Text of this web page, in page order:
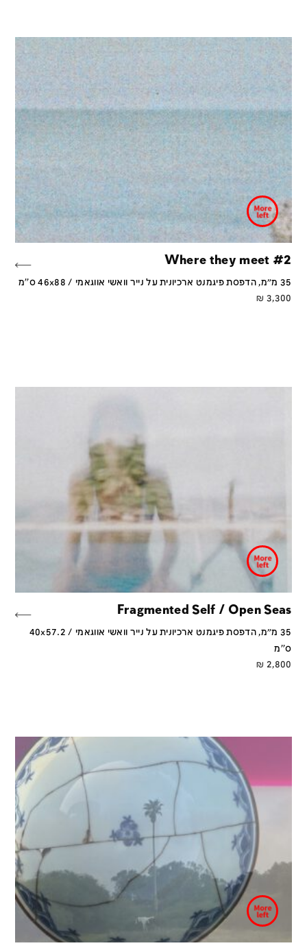
Where they meet #2
35 מ״מ, הדפסת פיגמנט ארכיונית על נייר וואשי אווגאמי / 46x88 ס''מ
3,300
₪
Fragmented Self / Open Seas
35 מ״מ, הדפסת פיגמנט ארכיונית על נייר וואשי אווגאמי / 40x57.2
ס''מ
2,800
₪